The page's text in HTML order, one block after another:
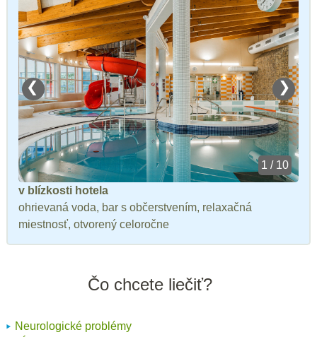
❮ ❯
1 / 10
v blízkosti hotela
ohrievaná voda, bar s občerstvením, relaxačná
miestnosť, otvorený celoročne
Čo chcete liečiť?
Neurologické problémy